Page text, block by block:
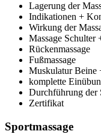
Lagerung der
Indikationen +
Wirkung der
Massage Schulter
Rückenmassage
Fußmassage
Muskulatur Beine
komplette
Durchführung der
Zertifikat
Sportmassage